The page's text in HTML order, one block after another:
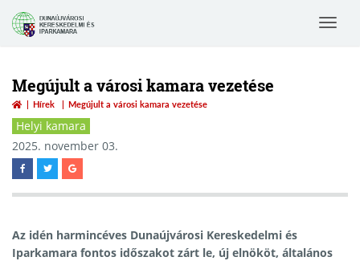
Toggle
Megújult a városi kamara vezetése
Hírek Megújult a városi kamara vezetése
Helyi kamara
2025. november 03.
Az idén harmincéves Dunaújvárosi Kereskedelmi és
Iparkamara fontos időszakot zárt le, új elnököt, általános